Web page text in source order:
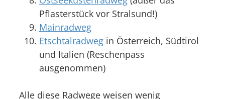
Pflasterstück vor Stralsund!)
Mainradweg
Etschtalradweg in Österreich, Südtirol
und Italien (Reschenpass
ausgenommen)
Alle diese Radwege weisen wenig